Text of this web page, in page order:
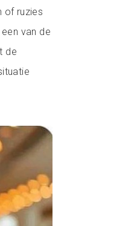
of ruzies
van de
de